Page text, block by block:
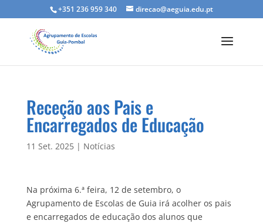
+351 236 959 340 direcao@aeguia.edu.pt
Receção aos Pais e
Encarregados de Educação
11 Set. 2025| Notícias
Na próxima 6.ª feira, 12 de setembro, o
Agrupamento de Escolas de Guia irá acolher os pais
e encarregados de educação dos alunos que